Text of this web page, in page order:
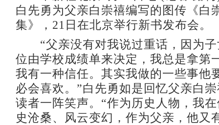
白先勇为父亲白崇禧编写的图传《白
集》，21日在北京举行新书发布会。
“父亲没有对我说过重话，因为子
位由学校成绩单来决定，我总是拿第
我有一种信任。其实我做的一些事他
必会喜欢。”白先勇如是回忆父亲白
读者一阵笑声。“作为历史人物，我
史沧桑、风云变幻，作为父亲，他又